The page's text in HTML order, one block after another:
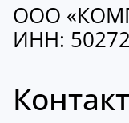
ООО
ИНН: